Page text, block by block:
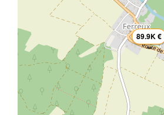
89.9K €